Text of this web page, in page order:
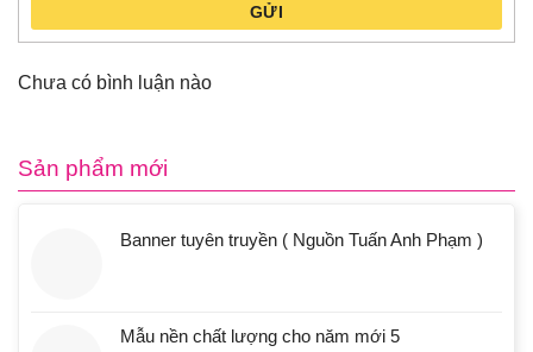
GỬI
Chưa có bình luận nào
Sản phẩm mới
Banner tuyên truyền ( Nguồn Tuấn Anh Phạm )
Mẫu nền chất lượng cho năm mới 5